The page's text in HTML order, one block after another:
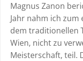
Magnus Zanon
Jahr nahm ich
dem traditionellen
Wien, nicht zu
Meisterschaft, teil.